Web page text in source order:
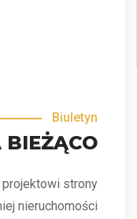
Biuletyn
BIEŻĄCO
strony
nieruchomości